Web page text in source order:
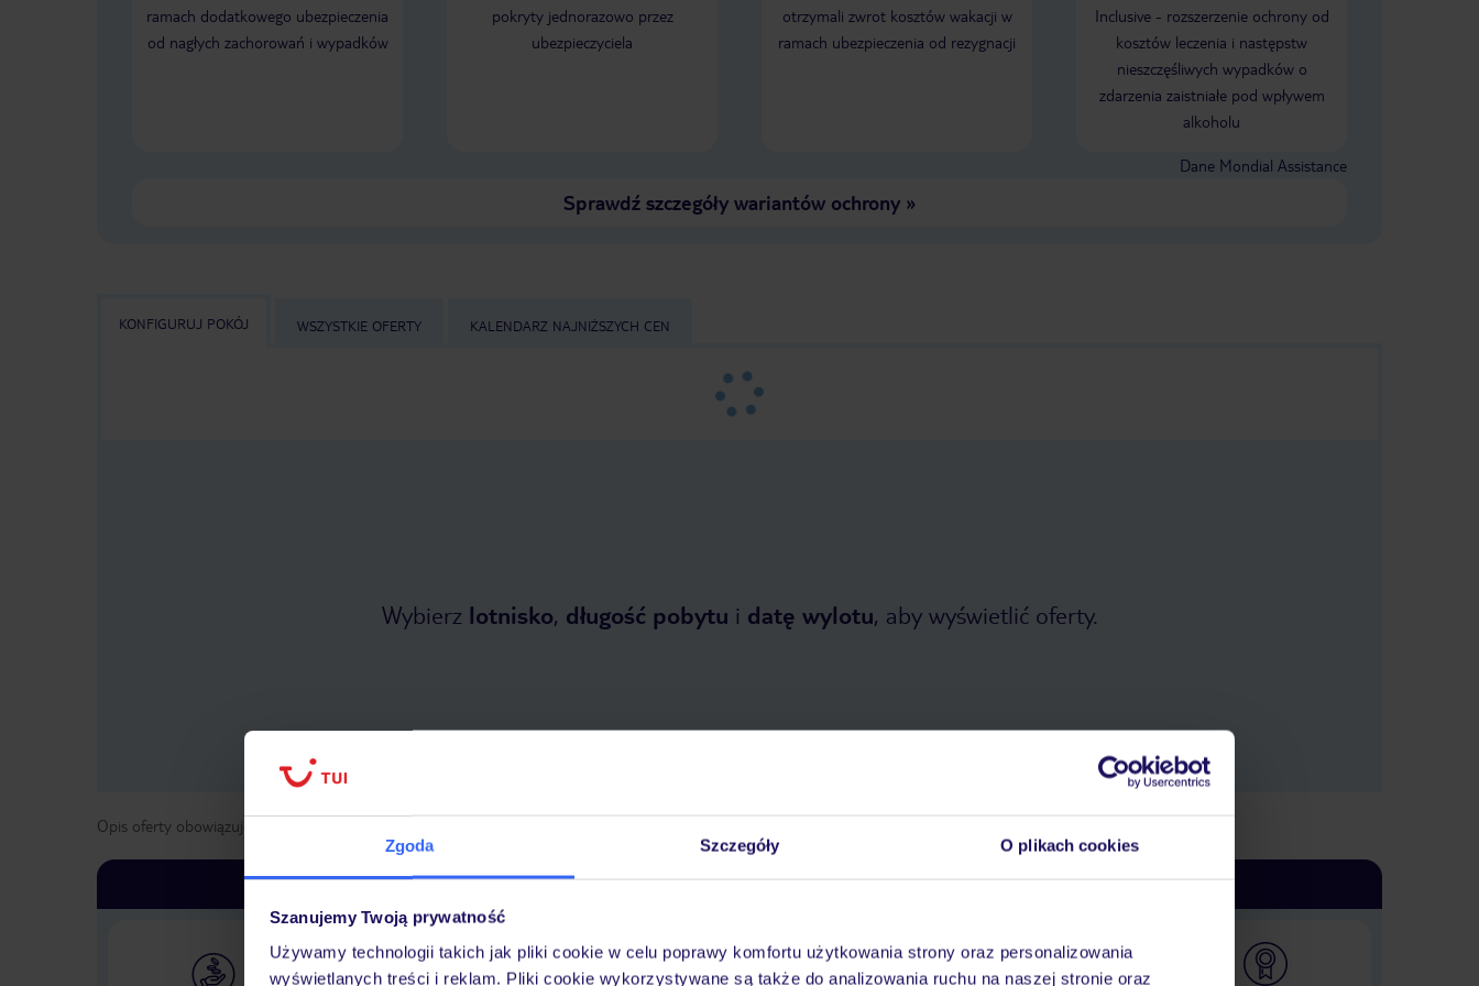
Zgoda Szczegóły O plikach cookies
Szanujemy Twoją prywatność
Używamy technologii takich jak pliki cookie w celu poprawy komfortu użytkowania strony oraz personalizowania
wyświetlanych treści i reklam. Pliki cookie wykorzystywane są także do analizowania ruchu na naszej stronie oraz
kamienista. A i samo morze to mala
zatoka. Jednym slowem w zyciu tu juz
ramach dodatkowego ubezpieczenia
od nagłych zachorowań i wypadków
pokryty jednorazowo przez
ubezpieczyciela
otrzymali zwrot kosztów wakacji w
ramach ubezpieczenia od rezygnacji
Inclusive - rozszerzenie ochrony od
kosztów leczenia i następstw
nieszczęśliwych wypadków o
zdarzenia zaistniałe pod wpływem
alkoholu
Dane Mondial Assistance
Sprawdź szczegóły wariantów ochrony»
KONFIGURUJ POKÓJ WSZYSTKIE OFERTY KALENDARZ NAJNIŻSZYCH CEN
Wybierz lotnisko, długość pobytu i datę wylotu, aby wyświetlić oferty.
Opis oferty obowiązuje dla wyjazdów w terminie
Dlaczego warto wybrać TUI?